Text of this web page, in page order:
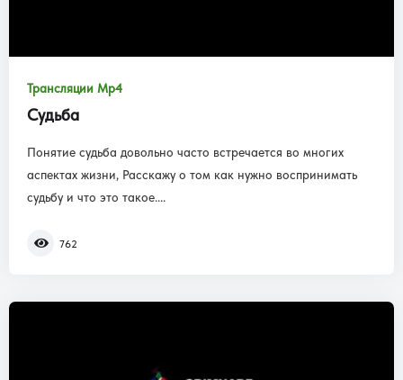
Трансляции Mp4
Судьба
Понятие судьба довольно часто встречается во многих
аспектах жизни, Расскажу о том как нужно воспринимать
судьбу и что это такое....
762